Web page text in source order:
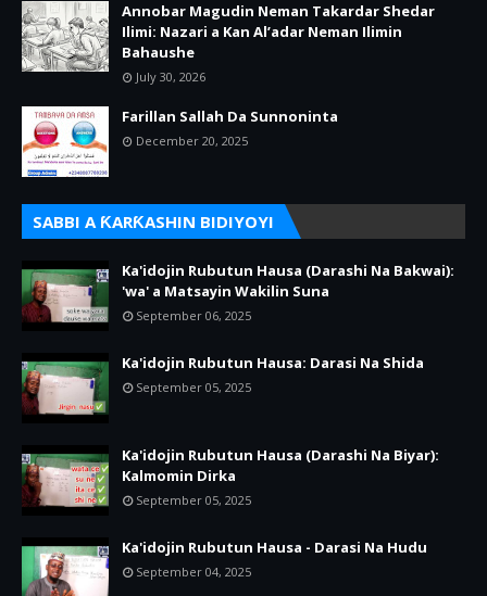
Annobar Magudin Neman Takardar Shedar
Ilimi: Nazari a Kan Al’adar Neman Ilimin
Bahaushe
July 30, 2026
Farillan Sallah Da Sunnoninta
December 20, 2025
SABBI A ƘARƘASHIN BIDIYOYI
Ka'idojin Rubutun Hausa (Darashi Na Bakwai):
'wa' a Matsayin Wakilin Suna
September 06, 2025
Ka'idojin Rubutun Hausa: Darasi Na Shida
September 05, 2025
Ka'idojin Rubutun Hausa (Darashi Na Biyar):
Kalmomin Dirka
September 05, 2025
Ka'idojin Rubutun Hausa - Darasi Na Hudu
September 04, 2025